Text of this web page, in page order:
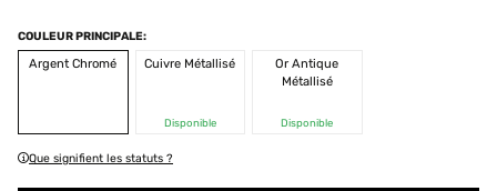
COULEUR PRINCIPALE:
Argent Chromé
Cuivre Métallisé
Disponible
Or Antique
Métallisé
Disponible
Que signifient les statuts ?